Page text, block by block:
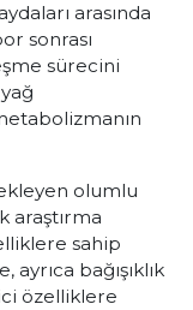
arasında
sonrası
sürecini
olumlu
araştırma
sahip
bağışıklık
özelliklere